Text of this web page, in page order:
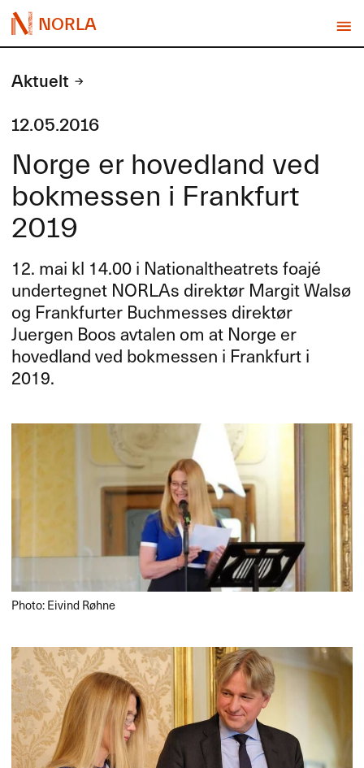
NORLA
Aktuelt
12.05.2016
Norge er hovedland ved
bokmessen i Frankfurt
2019
12. mai kl 14.00 i Nationaltheatrets foajé
undertegnet NORLAs direktør Margit Walsø
og Frankfurter Buchmesses direktør
Juergen Boos avtalen om at Norge er
hovedland ved bokmessen i Frankfurt i
2019.
Photo: Eivind Røhne